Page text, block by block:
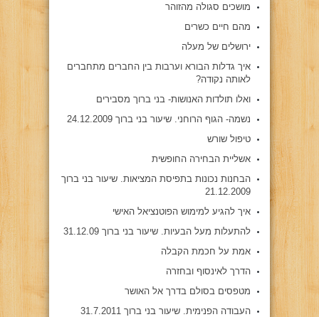
מושכים סגולה מהזוהר
מהם חיים כשרים
ירושלים של מעלה
איך גדלות הבורא וערבות בין החברים מתחברים
לאותה נקודה?
ואלו תולדות האנושות- בני ברוך מסבירים
נשמה- הגוף הרוחני. שיעור בני ברוך 24.12.2009
טיפול שורש
אשליית הבחירה החופשית
הבחנות נכונות בתפיסת המציאות. שיעור בני ברוך
21.12.2009
איך להגיע למימוש הפוטנציאל האישי
להתעלות מעל הבעיות. שיעור בני ברוך 31.12.09
אמת על חכמת הקבלה
הדרך לאינסוף ובחזרה
מטפסים בסולם בדרך אל האושר
העבודה הפנימית. שיעור בני ברוך 31.7.2011